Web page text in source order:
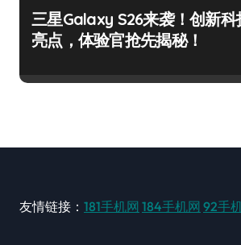
三星Galaxy S26来袭！创新科
亮点，体验官抢先揭秘！
友情链接： 181手机网 184手机网 92手